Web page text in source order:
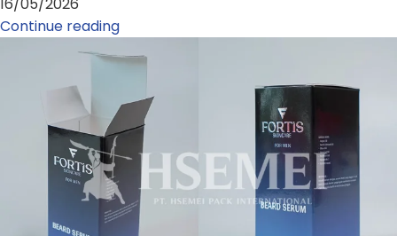
Continue reading